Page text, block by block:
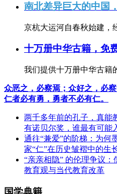
南北差异巨大的中国
京杭大运河自春秋始建，
十万册中华古籍，免
我们提供十万册中华古籍
众恶之，必察焉；众好之，必察
仁者必有勇，勇者不必有仁。
两千多年前的孔子，真能
有诺贝尔奖，谁最有可能
通往“兼爱”的阶梯：为何
家“仁”在历史皱褶中的生
“亲亲相隐” 的伦理争议
教育观与当代教育改革
国学典籍